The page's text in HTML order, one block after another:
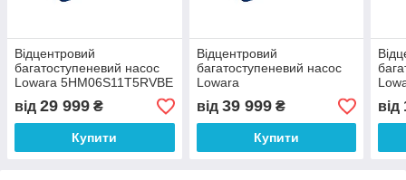
Відцентровий
багатоступеневий насос
Lowara 5HM06S11T5RVBE
3x400 B
від 29 999 ₴
Купити
Відцентровий
багатоступеневий насос
Lowara
10HM05S22T5RVBE 3x400
B
від 39 999₴
Купити
від